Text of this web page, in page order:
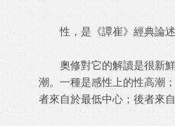
性，是《譚崔》經典論述
奧修對它的解讀是很新鮮
潮。一種是感性上的性高潮
者來自於最低中心；後者來自